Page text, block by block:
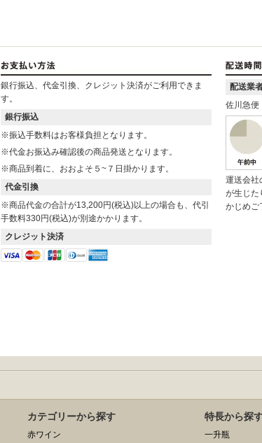
銀行振込、代金引換、クレジット決済がご利用できま
す。
銀行振込
※振込手数料はお客様負担となります。
※代金お振込み確認後の商品発送となります。
※商品到着に、おおよそ５~７日掛かります。
代金引換
※商品代金の合計が13,200円(税込)以上の場合も、代引
手数料330円(税込)が別途かかります。
クレジット決済
配送業
佐川急便
運送会社
が生じた
かじめご
カテゴリーから探す
赤ワイン
特長から探
一升瓶